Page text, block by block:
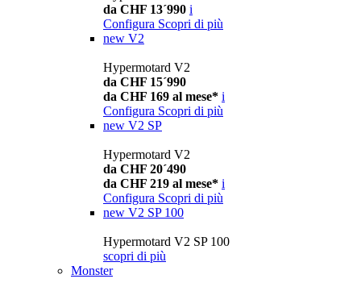
da CHF 13´990 i
Configura Scopri di più
new V2
Hypermotard V2
da CHF 15´990
da CHF 169 al mese* i
Configura Scopri di più
new V2 SP
Hypermotard V2
da CHF 20´490
da CHF 219 al mese* i
Configura Scopri di più
new V2 SP 100
Hypermotard V2 SP 100
scopri di più
Monster